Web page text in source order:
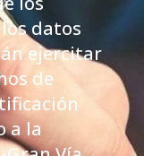
datos
ejercitar
de
a la